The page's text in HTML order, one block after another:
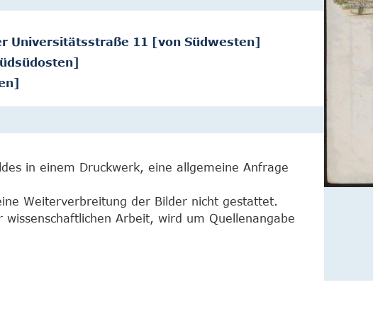
Universitätsstraße 11 [von Südwesten]
in einem Druckwerk, eine allgemeine Anfrage
Weiterverbreitung der Bilder nicht gestattet.
Arbeit, wird um Quellenangabe